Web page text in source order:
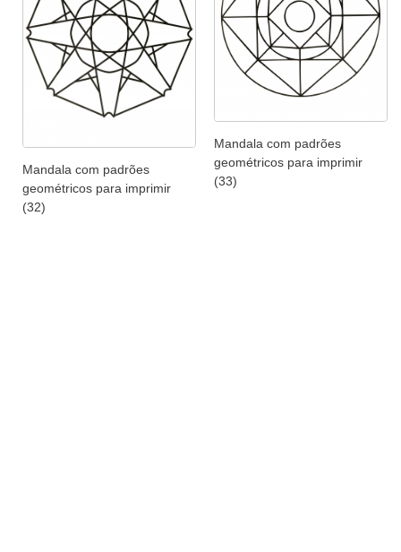
Mandala com padrões
geométricos para imprimir
(32)
Mandala com padrões
geométricos para imprimir
(33)